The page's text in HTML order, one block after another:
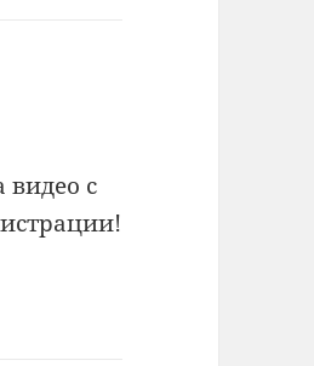
видео с